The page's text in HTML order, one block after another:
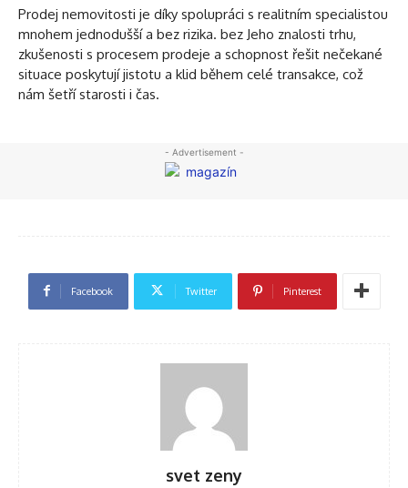
Prodej nemovitosti je díky spolupráci s realitním specialistou
mnohem jednodušší a bez rizika. bez Jeho znalosti trhu,
zkušenosti s procesem prodeje a schopnost řešit nečekané
situace poskytují jistotu a klid během celé transakce, což
nám šetří starosti i čas.
- Advertisement -
Facebook Twitter Pinterest
svet zeny